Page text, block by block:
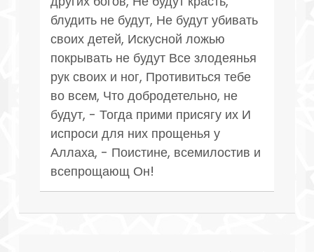
блудить не будут, Не будут убивать
своих детей, Искусной ложью
покрывать не будут Все злодеянья
рук своих и ног, Противиться тебе
во всем, Что добродетельно, не
будут, - Тогда прими присягу их И
испроси для них прощенья у
Аллаха, - Поистине, всемилостив и
всепрощающ Он!